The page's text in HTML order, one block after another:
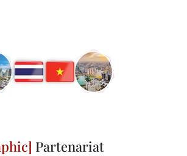
Partenariat